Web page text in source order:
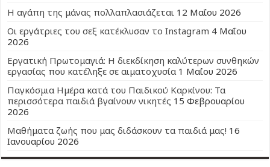
Η αγάπη της μάνας πολλαπλασιάζεται 12 Μαΐου 2026
Οι εργάτριες του σεξ κατέκλυσαν το Instagram 4 Μαΐου
2026
Εργατική Πρωτομαγιά: Η διεκδίκηση καλύτερων συνθηκών
εργασίας που κατέληξε σε αιματοχυσία 1 Μαΐου 2026
Παγκόσμια Ημέρα κατά του Παιδικού Καρκίνου: Τα
περισσότερα παιδιά βγαίνουν νικητές 15 Φεβρουαρίου
2026
Μαθήματα ζωής που μας διδάσκουν τα παιδιά μας! 16
Ιανουαρίου 2026